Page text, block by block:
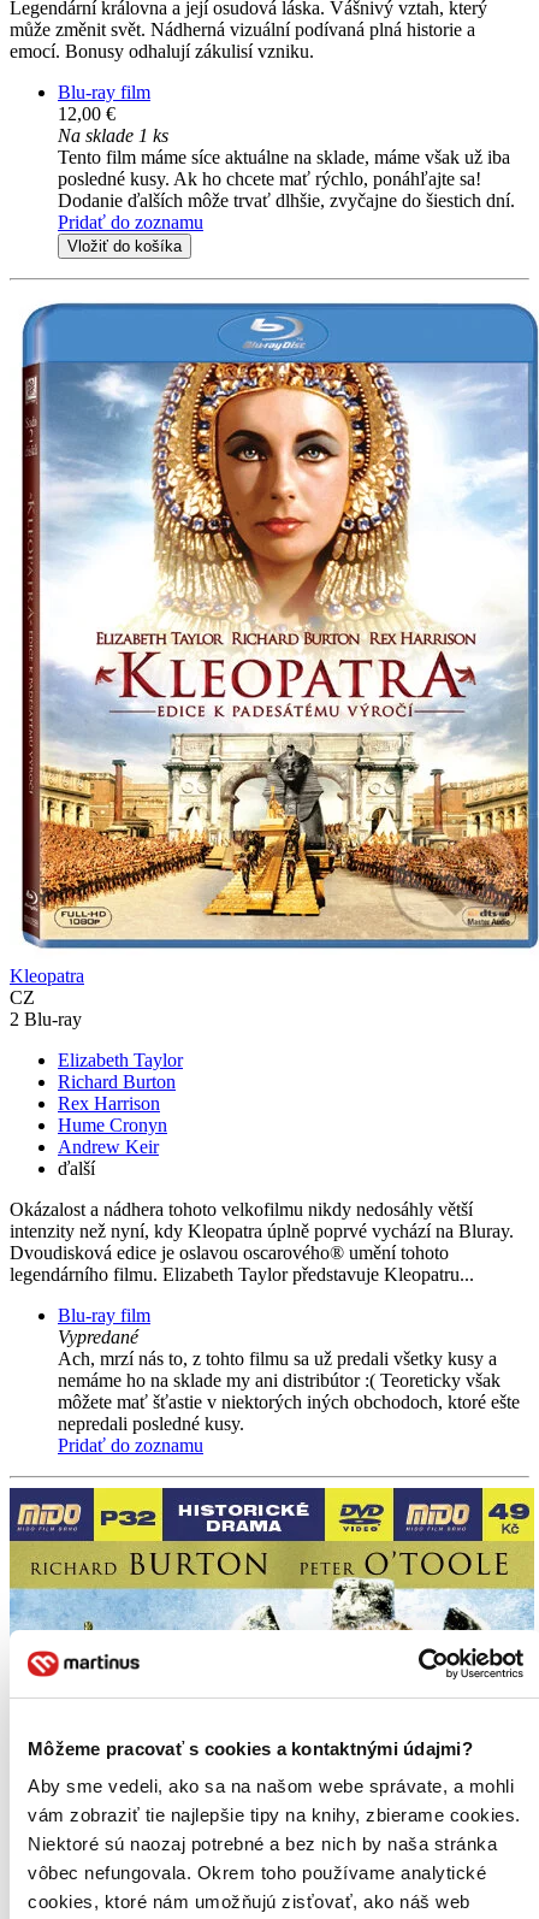
Môžeme pracovať s cookies a kontaktnými údajmi?
Aby sme vedeli, ako sa na našom webe správate, a mohli
vám zobraziť tie najlepšie tipy na knihy, zbierame cookies.
Niektoré sú naozaj potrebné a bez nich by naša stránka
vôbec nefungovala. Okrem toho používame analytické
cookies, ktoré nám umožňujú zisťovať, ako náš web
Legendární královna a její osudová láska. Vášnivý vztah, který
může změnit svět. Nádherná vizuální podívaná plná historie a
emocí. Bonusy odhalují zákulisí vzniku.
Blu-ray film
12,00 €
Na sklade 1 ks
Tento film máme síce aktuálne na sklade, máme však už iba
posledné kusy. Ak ho chcete mať rýchlo, ponáhľajte sa!
Dodanie ďalších môže trvať dlhšie, zvyčajne do šiestich dní.
Pridať do zoznamu
Vložiť do košíka
Kleopatra
CZ
2 Blu-ray
Elizabeth Taylor
Richard Burton
Rex Harrison
Hume Cronyn
Andrew Keir
ďalší
Okázalost a nádhera tohoto velkofilmu nikdy nedosáhly větší
intenzity než nyní, kdy Kleopatra úplně poprvé vychází na Bluray.
Dvoudisková edice je oslavou oscarového® umění tohoto
legendárního filmu. Elizabeth Taylor představuje Kleopatru...
Blu-ray film
Vypredané
Ach, mrzí nás to, z tohto filmu sa už predali všetky kusy a
nemáme ho na sklade my ani distribútor :( Teoreticky však
môžete mať šťastie v niektorých iných obchodoch, ktoré ešte
nepredali posledné kusy.
Pridať do zoznamu